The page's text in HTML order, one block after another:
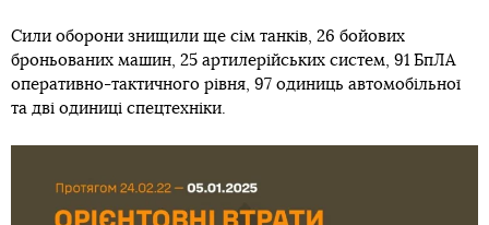
Сили оборони знищили ще сім танків, 26 бойових
броньованих машин, 25 артилерійських систем, 91 БпЛА
оперативно-тактичного рівня, 97 одиниць автомобільної
та дві одиниці спецтехніки.